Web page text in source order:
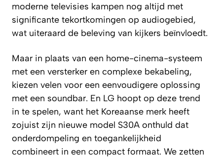
moderne televisies kampen nog altijd met
significante tekortkomingen op audiogebied,
wat uiteraard de beleving van kijkers beïnvloedt.
Maar in plaats van een home-cinema-systeem
met een versterker en complexe bekabeling,
kiezen velen voor een eenvoudigere oplossing
met een soundbar. En LG hoopt op deze trend
in te spelen, want het Koreaanse merk heeft
zojuist zijn nieuwe model S30A onthuld dat
onderdompeling en toegankelijkheid
combineert in een compact formaat. We zetten